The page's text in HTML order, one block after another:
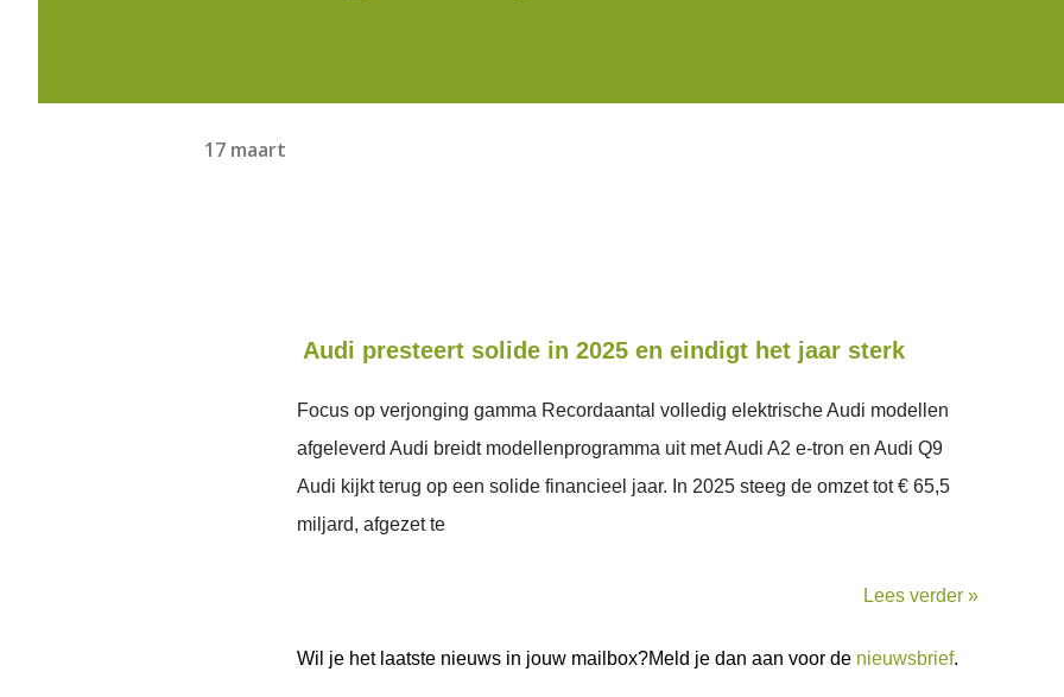
17 maart
Audi presteert solide in 2025 en eindigt het jaar sterk
Focus op verjonging gamma Recordaantal volledig elektrische Audi modellen
afgeleverd Audi breidt modellenprogramma uit met Audi A2 e-tron en Audi Q9
Audi kijkt terug op een solide financieel jaar. In 2025 steeg de omzet tot € 65,5
miljard, afgezet te
Lees verder »
Wil je het laatste nieuws in jouw mailbox?Meld je dan aan voor de nieuwsbrief.